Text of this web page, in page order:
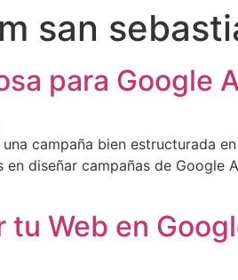
san
para Google
campaña bien estructurada
diseñar campañas de Google
tu Web en